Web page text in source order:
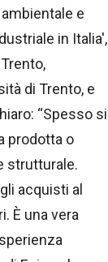
e
in Italia',
di Trento, e
“Spesso si
prodotta o
strutturale.
acquisti al
È una vera